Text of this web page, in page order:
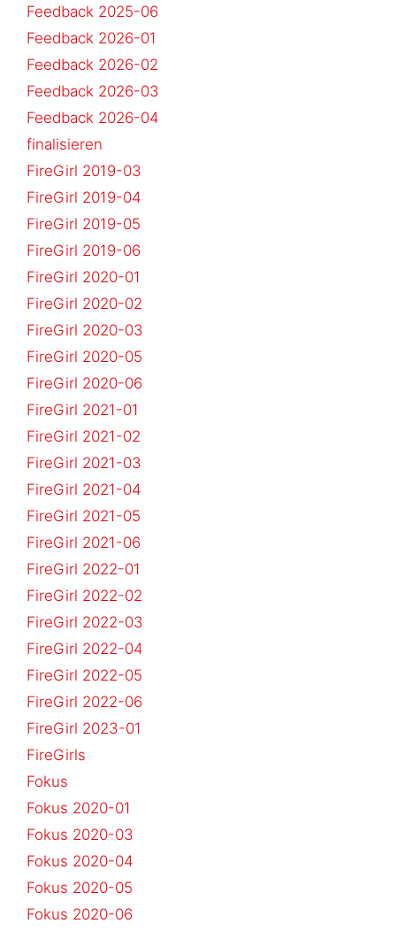
Feedback 2025-06
Feedback 2026-01
Feedback 2026-02
Feedback 2026-03
Feedback 2026-04
finalisieren
FireGirl 2019-03
FireGirl 2019-04
FireGirl 2019-05
FireGirl 2019-06
FireGirl 2020-01
FireGirl 2020-02
FireGirl 2020-03
FireGirl 2020-05
FireGirl 2020-06
FireGirl 2021-01
FireGirl 2021-02
FireGirl 2021-03
FireGirl 2021-04
FireGirl 2021-05
FireGirl 2021-06
FireGirl 2022-01
FireGirl 2022-02
FireGirl 2022-03
FireGirl 2022-04
FireGirl 2022-05
FireGirl 2022-06
FireGirl 2023-01
FireGirls
Fokus
Fokus 2020-01
Fokus 2020-03
Fokus 2020-04
Fokus 2020-05
Fokus 2020-06